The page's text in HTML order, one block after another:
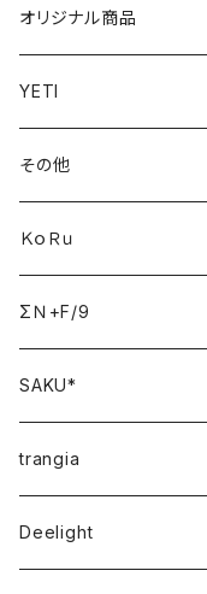
オリジナル商品
YETI
その他
ＫｏＲｕ
ΣＮ+F/9
SAKU*
trangia
Deelight